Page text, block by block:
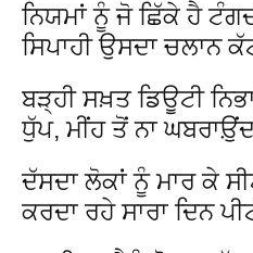
ਨਿਯਮਾਂ ਨੂੰ ਜੋ ਛਿੱਕੇ ਹੈ
ਸਿਪਾਹੀ ਉਸਦਾ ਚਲਾਨ
ਬੜ੍ਹੀ ਸਖ਼ਤ ਡਿਊਟੀ
ਧੁੱਪ, ਮੀਂਹ ਤੋਂ ਨਾ
ਦੱਸਦਾ ਲੋਕਾਂ ਨੂੰ ਮਾਰ ਕੇ
ਕਰਦਾ ਰਹੇ ਸਾਰਾ ਦਿਨ